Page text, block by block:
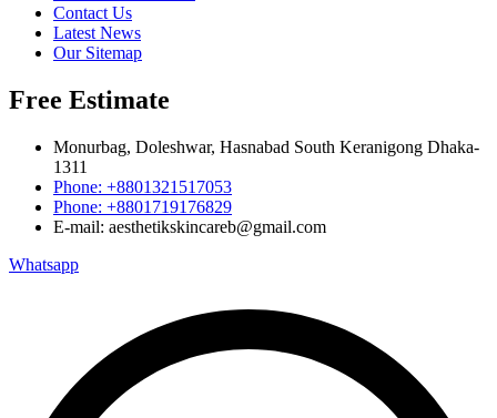
Contact Us
Latest News
Our Sitemap
Free Estimate
Monurbag, Doleshwar, Hasnabad South Keranigong Dhaka-
1311
Phone: +8801321517053
Phone: +8801719176829
E-mail: aesthetikskincareb@gmail.com
Whatsapp